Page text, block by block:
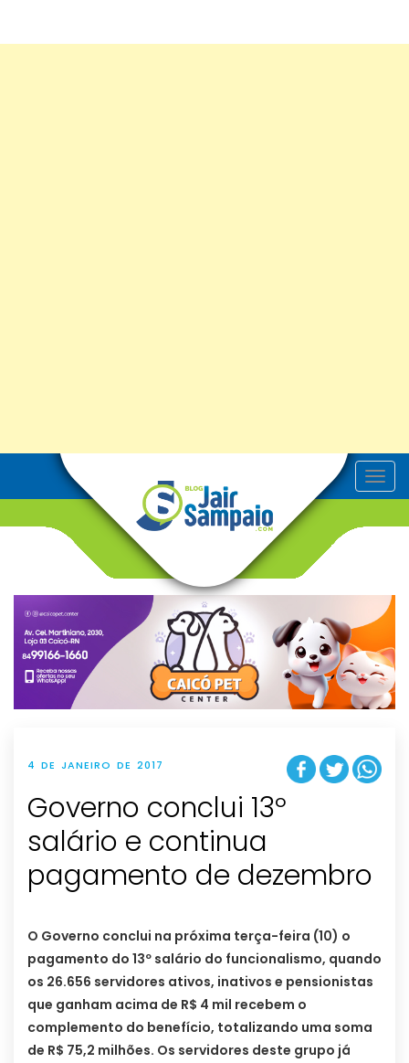
T
o
v
g
t
i
o
n
4 DE JANEIRO DE 2017
Governo conclui 13º
salário e continua
pagamento de dezembro
O Governo conclui na próxima terça-feira (10) o
pagamento do 13º salário do funcionalismo, quando
os 26.656 servidores ativos, inativos e pensionistas
que ganham acima de R$ 4 mil recebem o
complemento do benefício, totalizando uma soma
de R$ 75,2 milhões. Os servidores deste grupo já